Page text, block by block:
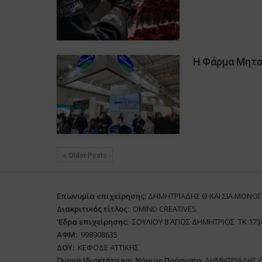
Η Φάρμα
Older Posts
Επωνυμία επιχείρησης: ΔΗΜΗΤΡΙΑΔΗΣ Θ ΚΑΙ ΣΙΑ
Διακριτικός τίτλος: ΟΜΙΝD CREATIVES
‘Eδρα επιχείρησης: ΣΟΥΛΙΟΥ 8 ΑΓΙΟΣ ΔΗΜΗΤΡΙΟΣ ΤΚ
ΑΦΜ: 998908635
ΔΟΥ: ΚΕΦΟΔΕ ΑΤΤΙΚΗΣ